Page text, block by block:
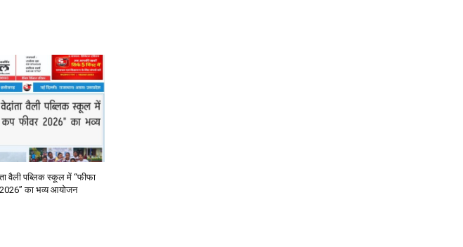
वैली पब्लिक स्कूल में “फीफा
2026” का भव्य आयोजन